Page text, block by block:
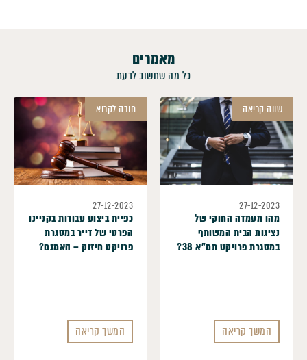
מאמרים
כל מה שחשוב לדעת
27-12-2023
כפיית ביצוע עבודות בקניינו
הפרטי של דייר במסגרת
פרויקט חיזוק – האמנם?
המשך קריאה
חובה לקרוא
27-12-2023
מהו מעמדה החוקי של
נציגות הבית המשותף
במסגרת פרויקט תמ"א 38?
המשך קריאה
שווה קריאה